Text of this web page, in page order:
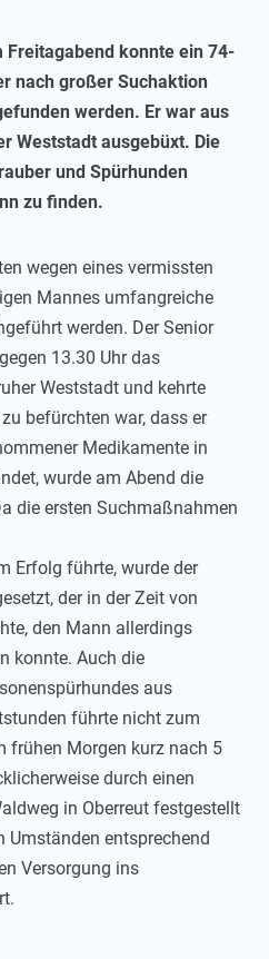
Freitagabend konnte ein 74-
nach großer Suchaktion
werden. Er war aus
Weststadt ausgebüxt. Die
und Spürhunden
zu finden.
wegen eines vermissten
Mannes umfangreiche
werden. Der Senior
13.30 Uhr das
Weststadt und kehrte
befürchten war, dass er
Medikamente in
wurde am Abend die
die ersten Suchmaßnahmen
Erfolg führte, wurde der
der in der Zeit von
den Mann allerdings
konnte. Auch die
aus
führte nicht zum
frühen Morgen kurz nach 5
durch einen
in Oberreut festgestellt
Umständen entsprechend
Versorgung ins